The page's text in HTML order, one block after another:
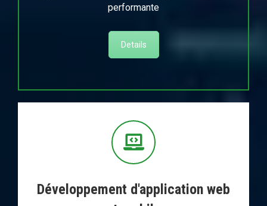
performante
Details
Développement d'application web